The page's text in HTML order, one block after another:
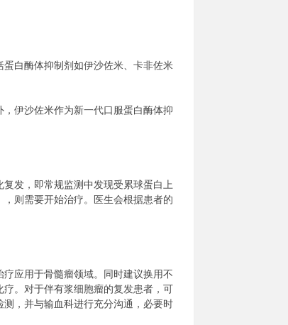
白酶体抑制剂如伊沙佐米、卡非佐米
伊沙佐米作为新一代口服蛋白酶体抑
发，即常规监测中发现受累球蛋白上
则需要开始治疗。医生会根据患者的
应用于骨髓瘤领域。同时建议换用不
。对于伴有浆细胞瘤的复发患者，可
，并与输血科进行充分沟通，必要时